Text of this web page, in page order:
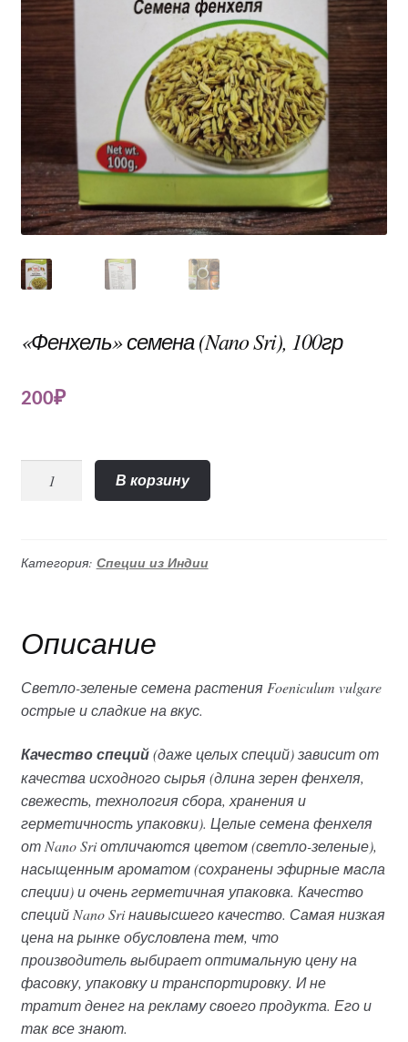
«Фенхель» семена (Nano Sri), 100гр
200₽
Sri),
В корзину
Категория: Специи из Индии
Описание
Светло-зеленые семена растения Foeniculum vulgare
острые и сладкие на вкус.
Качество специй(даже целых специй) зависит от
качества исходного сырья (длина зерен фенхеля,
свежесть, технология сбора, хранения и
герметичность упаковки). Целые семена фенхеля
от Nano Sri отличаются цветом (светло-зеленые),
насыщенным ароматом (сохранены эфирные масла
специи) и очень герметичная упаковка. Качество
специй Nano Sri наивысшего качество. Самая низкая
цена на рынке обусловлена тем, что
производитель выбирает оптимальную цену на
фасовку, упаковку и транспортировку. И не
тратит денег на рекламу своего продукта. Его и
так все знают.